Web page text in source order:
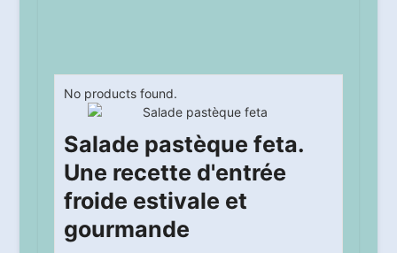
No products found.
Salade pastèque feta.
Une recette d'entrée
froide estivale et
gourmande